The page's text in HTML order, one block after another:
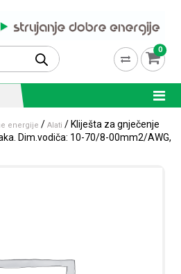
0
energije /Alati / Kliješta za gnječenje
Dim.vodiča: 10-70/8-00mm2/AWG,